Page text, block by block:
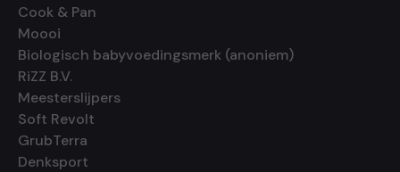
Cook & Pan
Moooi
Biologisch babyvoedingsmerk (anoniem)
RiZZ B.V.
Meesterslijpers
Soft Revolt
GrubTerra
Denksport